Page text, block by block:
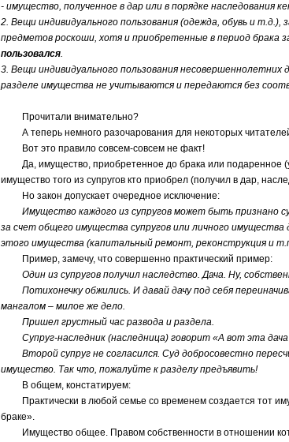
- имущество, полученное в дар или в порядке наследования
2. Вещи индивидуального пользования (одежда, обувь и
предметов роскоши, хотя и приобретенные в период брака
пользовался.
3. Вещи индивидуального пользования
разделе имущества не учитываются и передаются без
Прочитали внимательно?
А теперь немного разочарования для некоторых
Вот это правило совсем-совсем не факт!
Да, имущество, приобретенное до брака или подаренное
имущество того из супругов кто приобрел (получил в дар,
Но закон допускает очередное исключение:
Имущество каждого из супругов может быть признано
за счет общего имущества супругов или личного
этого имущества (капитальный ремонт, реконструкция и
Пример, замечу, что совершенно практический пример:
Один из супругов получил наследство. Дача. Ну,
Потихонечку обжились. И давай дачу под себя
мангалом – милое же дело.
Пришел грустный час развода и раздела.
Супруг-наследник (наследница) говорит «А вот эта дача
Второй супруг не согласился. Суд добросовестно
имущество. Так что, пожалуйте к разделу предъявить!
В общем, констатируем:
Практически в любой семье со временем создается тот
браке».
Имущество общее. Правом собственности в отношении